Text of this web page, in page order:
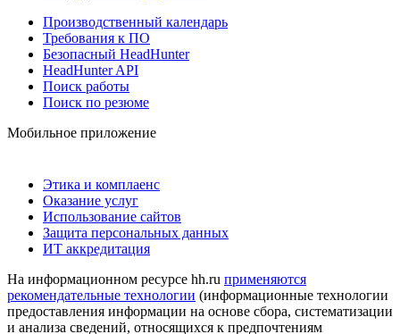
Производственный календарь
Требования к ПО
Безопасный HeadHunter
HeadHunter API
Поиск работы
Поиск по резюме
Мобильное приложение
Этика и комплаенс
Оказание услуг
Использование сайтов
Защита персональных данных
ИТ аккредитация
На информационном ресурсе hh.ru применяются
рекомендательные технологии (информационные технологии
предоставления информации на основе сбора, систематизации
и анализа сведений, относящихся к предпочтениям